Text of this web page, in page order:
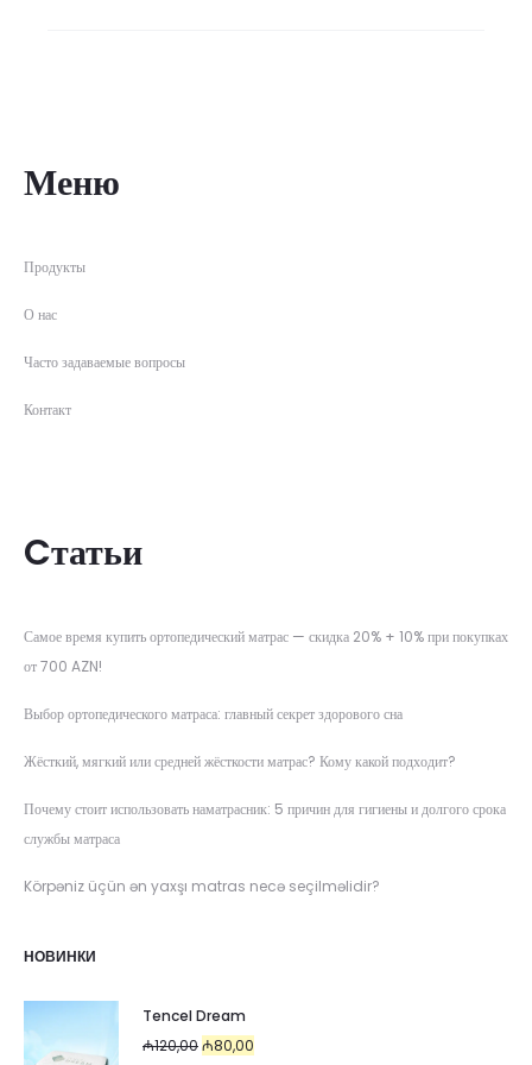
Меню
Продукты
О нас
Часто задаваемые вопросы
Контакт
Cтатьи
Самое время купить ортопедический матрас — скидка 20% + 10% при покупках
от 700 AZN!
Выбор ортопедического матраса: главный секрет здорового сна
Жёсткий, мягкий или средней жёсткости матрас? Кому какой подходит?
Почему стоит использовать наматрасник: 5 причин для гигиены и долгого срока
службы матраса
Körpəniz üçün ən yaxşı matras necə seçilməlidir?
НОВИНКИ
Tencel Dream
₼120,00Первоначальная
₼80,00